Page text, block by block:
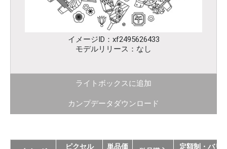
イメージID：xf2495626433
モデルリリース：なし
ライトボックスに追加
カンプデータダウンロード
ピクセル
単品価
定額制・バリ